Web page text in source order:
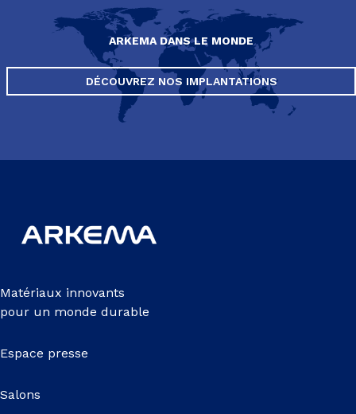
ARKEMA DANS LE MONDE
DÉCOUVREZ NOS IMPLANTATIONS
Matériaux innovants
pour un monde durable
Espace presse
Salons